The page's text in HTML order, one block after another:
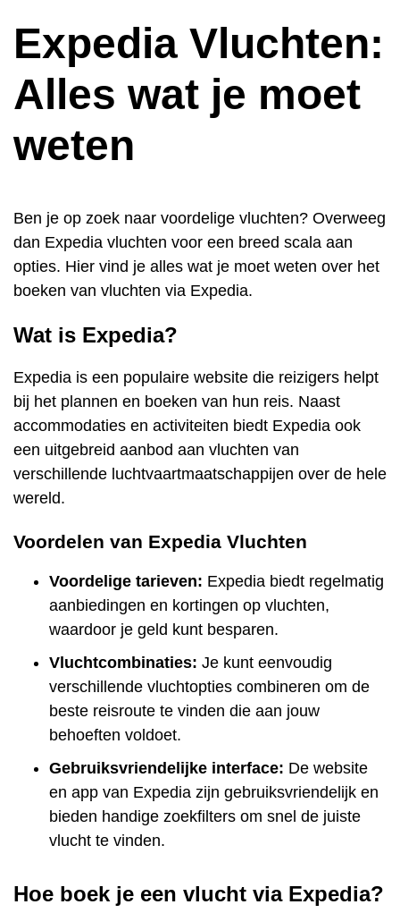
Expedia Vluchten:
Alles wat je moet
weten
Ben je op zoek naar voordelige vluchten? Overweeg
dan Expedia vluchten voor een breed scala aan
opties. Hier vind je alles wat je moet weten over het
boeken van vluchten via Expedia.
Wat is Expedia?
Expedia is een populaire website die reizigers helpt
bij het plannen en boeken van hun reis. Naast
accommodaties en activiteiten biedt Expedia ook
een uitgebreid aanbod aan vluchten van
verschillende luchtvaartmaatschappijen over de hele
wereld.
Voordelen van Expedia Vluchten
Voordelige tarieven: Expedia biedt regelmatig
aanbiedingen en kortingen op vluchten,
waardoor je geld kunt besparen.
Vluchtcombinaties: Je kunt eenvoudig
verschillende vluchtopties combineren om de
beste reisroute te vinden die aan jouw
behoeften voldoet.
Gebruiksvriendelijke interface: De website
en app van Expedia zijn gebruiksvriendelijk en
bieden handige zoekfilters om snel de juiste
vlucht te vinden.
Hoe boek je een vlucht via Expedia?